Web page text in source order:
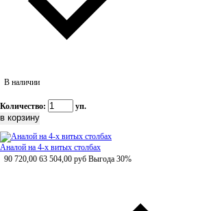
В наличии
Количество: уп.
Аналой на 4-х витых столбах
90 720,00 63 504,00 руб Выгода 30%